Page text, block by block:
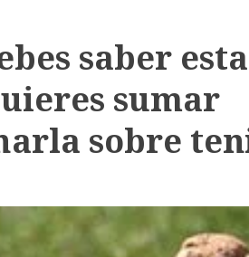
saber
sumar
sobre